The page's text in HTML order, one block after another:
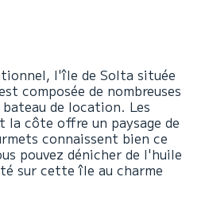
l'île de Solta située
composée de nombreuses
de location. Les
la côte offre un paysage de
connaissent bien ce
pouvez dénicher de l'huile
sur cette île au charme